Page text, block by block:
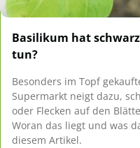
Basilikum hat
tun?
Besonders im Topf
Supermarkt neigt dazu,
oder Flecken auf den
Woran das liegt und was
diesem Artikel.